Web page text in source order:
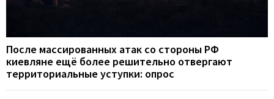
После массированных атак со стороны РФ
киевляне ещё более решительно отвергают
территориальные уступки: опрос